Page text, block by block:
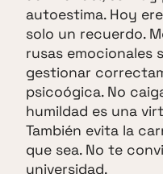
autoestima. Hoy
solo un recuerdo.
rusas emocionales
gestionar
psicoógica. No
humildad es una
También evita la
que sea. No te
universidad.